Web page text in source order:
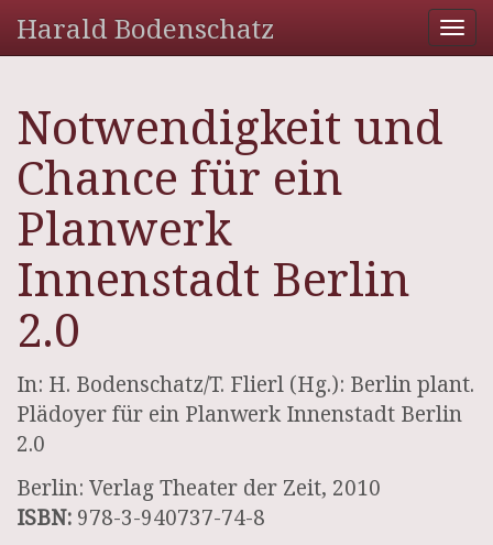
Harald Bodenschatz
Notwendigkeit und
Chance für ein
Planwerk
Innenstadt Berlin
2.0
In: H. Bodenschatz/T. Flierl (Hg.): Berlin plant.
Plädoyer für ein Planwerk Innenstadt Berlin
2.0
Berlin: Verlag Theater der Zeit, 2010
ISBN: 978-3-940737-74-8